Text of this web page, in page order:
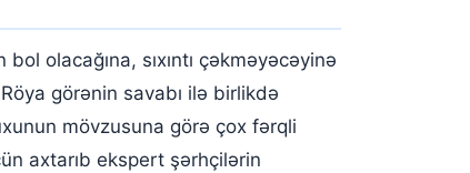
olacağına, sıxıntı çəkməyəcəyinə
görənin savabı ilə birlikdə
mövzusuna görə çox fərqli
axtarıb ekspert şərhçilərin